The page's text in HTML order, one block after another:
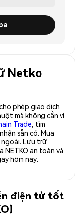
Netko
cho phép giao dịch
mà không cần ví
Trade, tìm
sẵn có. Mua
ngoài. Lưu trữ
NETKO an toàn và
hôm nay.
điện tử tốt